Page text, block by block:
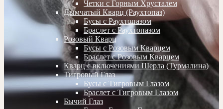
Четки с Горным Хрусталем
Дымчатый Кварц (Раухтопаз)
Бусы с Раухтопазом
Браслет с Раухтопазом
Розовый Кварц
Бусы с Розовым Кварцем
Браслет с Розовым Кварцем
Кварц с включениями Шерла (Турмалина)
Тигровый Глаз
Бусы с Тигровым Глазом
Браслет с Тигровым Глазом
Бычий Глаз